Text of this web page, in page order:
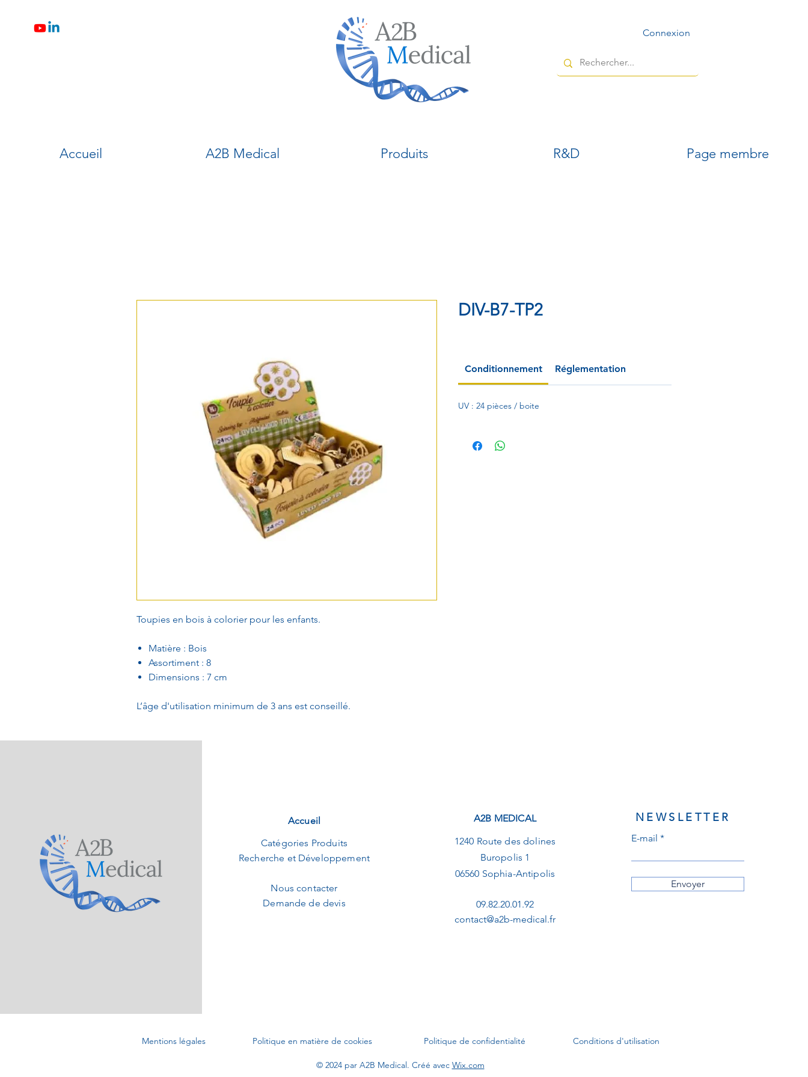
Connexion
Accueil A2B Medical Produits R&D Page membre
Toupies en bois à colorier pour les enfants.
Matière : Bois
Assortiment : 8
Dimensions : 7 cm
L’âge d'utilisation minimum de 3 ans est conseillé.
DIV-B7-TP2
Conditionnement Réglementation
UV : 24 pièces / boite
Accueil
Catégories Produits
Recherche et Développement
Nous contacter
Demande de devis
A2B MEDICAL
1240 Route des dolines
Buropolis 1
06560 Sophia-Antipolis
09.82.20.01.92
contact@a2b-medical.fr
NEWSLETTER
E-mail
Envoyer
Mentions légales Politique en matière de cookies Politique de confidentialité Conditions d'utilisation
© 2024 par A2B Medical. Créé avec Wix.com